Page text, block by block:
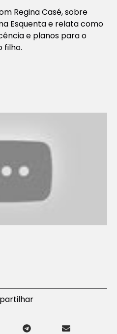
Regina Casé, sobre
Esquenta e relata como
e planos para o
filho.